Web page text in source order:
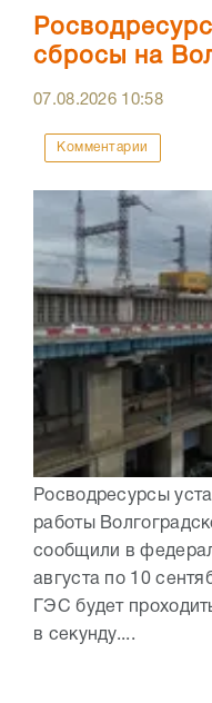
сбросы на
07.08.2026 10:58
Комментарии
Росводресурсы
работы
сообщили в
августа по 10
ГЭС будет
в секунду....